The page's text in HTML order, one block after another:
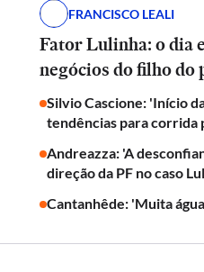
FRANCISCO LEALI
Fator Lulinha: o dia
negócios do filho do
Silvio Cascione: 'Início
tendências para corrida
Andreazza: 'A
direção da PF no caso
Cantanhêde: 'Muita